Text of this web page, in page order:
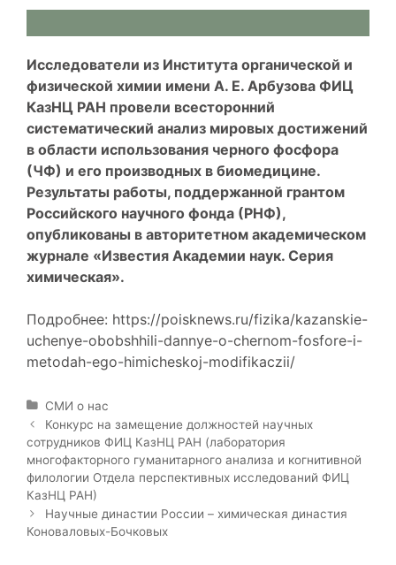
Исследователи из Института органической и
физической химии имени А. Е. Арбузова ФИЦ
КазНЦ РАН провели всесторонний
систематический анализ мировых достижений
в области использования черного фосфора
(ЧФ) и его производных в биомедицине.
Результаты работы, поддержанной грантом
Российского научного фонда (РНФ),
опубликованы в авторитетном академическом
журнале «Известия Академии наук. Серия
химическая».
Подробнее: https://poisknews.ru/fizika/kazanskie-
uchenye-obobshhili-dannye-o-chernom-fosfore-i-
metodah-ego-himicheskoj-modifikaczii/
Р
у
б
р
и
к
и
СМИ о нас
Н
а
в
и
г
а
ц
Конкурс на замещение должностей научных
сотрудников ФИЦ КазНЦ РАН (лаборатория
многофакторного гуманитарного анализа и когнитивной
филологии Отдела перспективных исследований ФИЦ
КазНЦ РАН)
Научные династии России – химическая династия
Коноваловых-Бочковых